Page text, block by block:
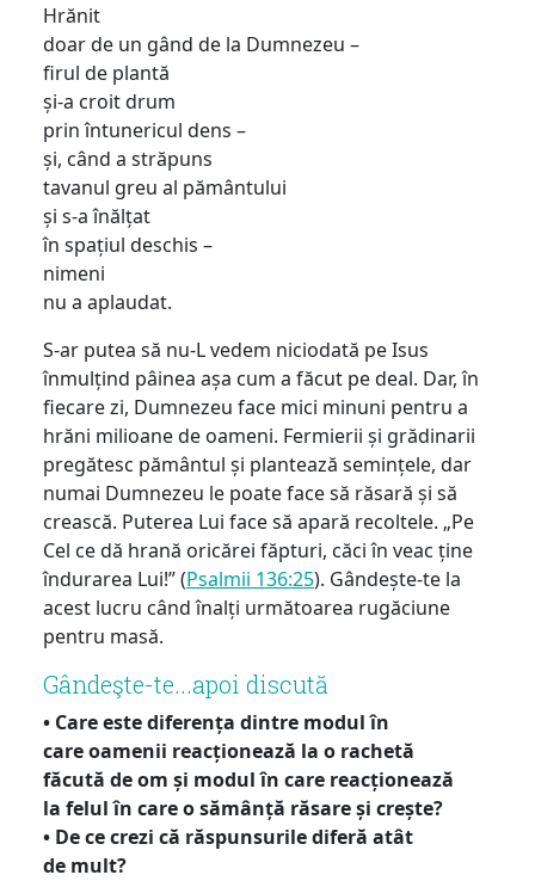
Hrănit
doar de un gând de la Dumnezeu –
firul de plantă
și-a croit drum
prin întunericul dens –
și, când a străpuns
tavanul greu al pământului
și s-a înălțat
în spațiul deschis –
nimeni
nu a aplaudat.
S-ar putea să nu-L vedem niciodată pe Isus
înmulțind pâinea așa cum a făcut pe deal. Dar, în
fiecare zi, Dumnezeu face mici minuni pentru a
hrăni milioane de oameni. Fermierii și grădinarii
pregătesc pământul și plantează semințele, dar
numai Dumnezeu le poate face să răsară și să
crească. Puterea Lui face să apară recoltele. „Pe
Cel ce dă hrană oricărei făpturi, căci în veac ține
îndurarea Lui!” (Psalmii 136:25). Gândește-te la
acest lucru când înalți următoarea rugăciune
pentru masă.
Gândeşte-te...apoi discută
• Care este diferența dintre modul în
care oamenii reacționează la o rachetă
făcută de om și modul în care reacționează
la felul în care o sămânță răsare și crește?
• De ce crezi că răspunsurile diferă atât
de mult?